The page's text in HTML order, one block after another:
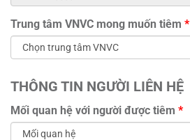
Trung tâm VNVC mong muốn tiêm *
THÔNG TIN NGƯỜI LIÊN HỆ
Mối quan hệ với người được tiêm *